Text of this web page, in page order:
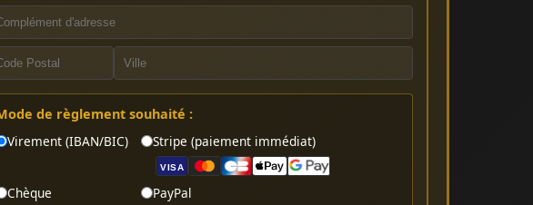
de règlement souhaité :
Virement (IBAN/BIC)
Stripe (paiement immédiat)
VISA
Chèque PayPal